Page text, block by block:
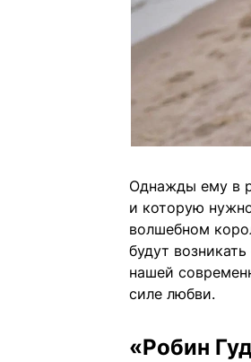
Однажды ему в
и которую
волшебном
будут
нашей
силе любви.
«Робин